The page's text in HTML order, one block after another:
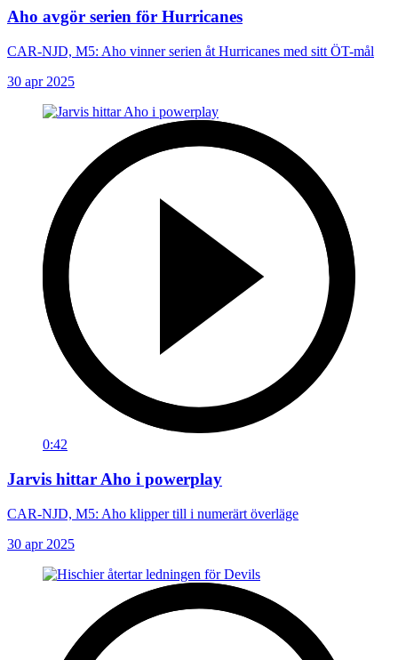
Aho avgör serien för Hurricanes
CAR-NJD, M5: Aho vinner serien åt Hurricanes med sitt ÖT-mål
30 apr 2025
0:42
Jarvis hittar Aho i powerplay
CAR-NJD, M5: Aho klipper till i numerärt överläge
30 apr 2025